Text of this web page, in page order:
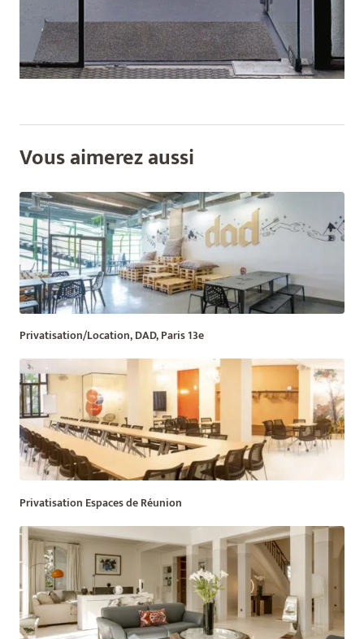
Vous aimerez aussi
Privatisation/Location, DAD, Paris 13e
Privatisation Espaces de Réunion